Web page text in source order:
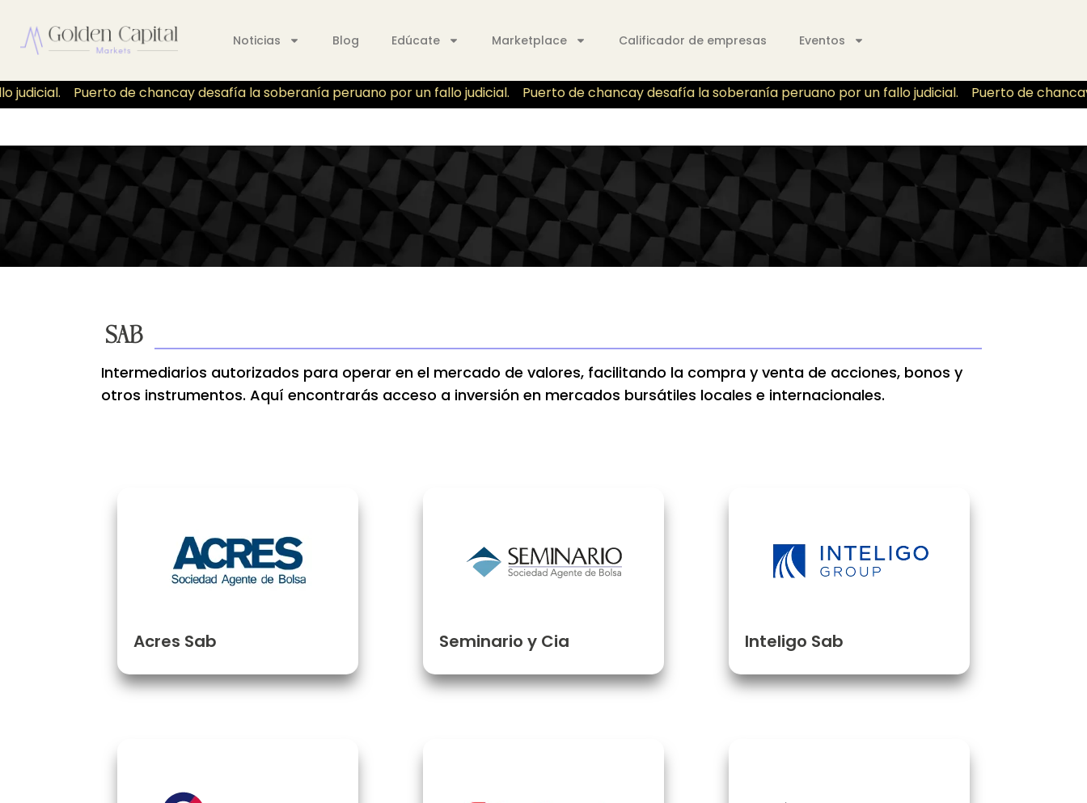
Noticias Blog Edúcate Marketplace Calificador de empresas Eventos
Puerto de chancay desafía la soberanía peruano por un fallo judicial. Puerto de chancay desafía la soberanía peruano por un fallo judicial. Puerto de
SAB
Intermediarios autorizados para operar en el mercado de valores, facilitando la compra y venta de acciones, bonos y
otros instrumentos. Aquí encontrarás acceso a inversión en mercados bursátiles locales e internacionales.
Acres Sab Seminario y Cia Inteligo Sab